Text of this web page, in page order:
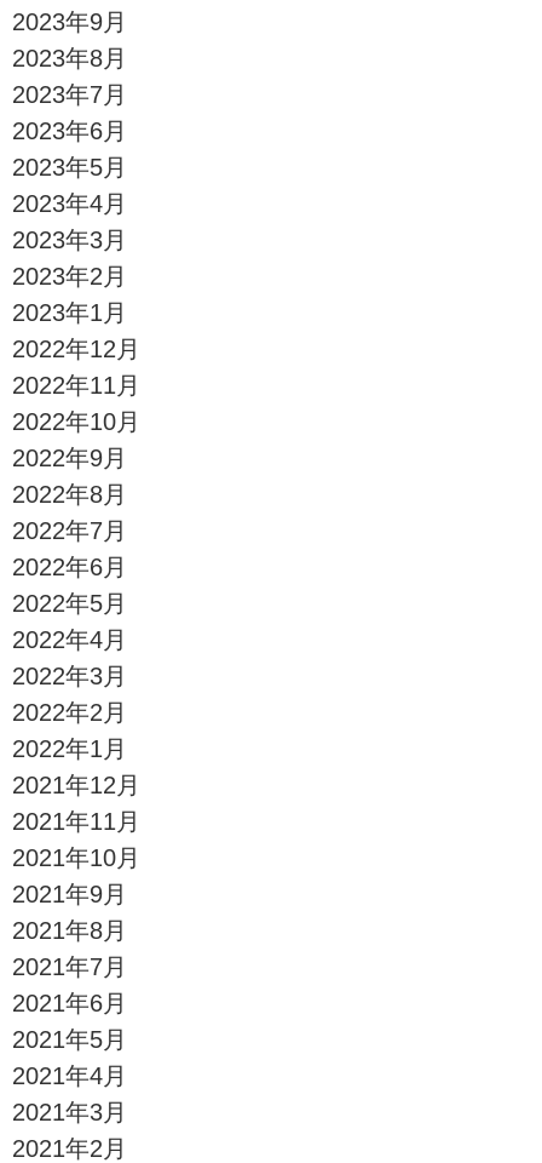
2023年9月
2023年8月
2023年7月
2023年6月
2023年5月
2023年4月
2023年3月
2023年2月
2023年1月
2022年12月
2022年11月
2022年10月
2022年9月
2022年8月
2022年7月
2022年6月
2022年5月
2022年4月
2022年3月
2022年2月
2022年1月
2021年12月
2021年11月
2021年10月
2021年9月
2021年8月
2021年7月
2021年6月
2021年5月
2021年4月
2021年3月
2021年2月